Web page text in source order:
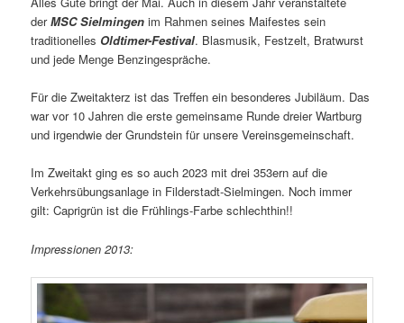
derMSC Sielmingen im Rahmen seines Maifestes sein
traditionelles Oldtimer-Festival. Blasmusik, Festzelt, Bratwurst
und jede Menge Benzingespräche.
Für die Zweitakterz ist das Treffen ein besonderes Jubiläum. Das
war vor 10 Jahren die erste gemeinsame Runde dreier Wartburg
und irgendwie der Grundstein für unsere Vereinsgemeinschaft.
Im Zweitakt ging es so auch 2023 mit drei 353ern auf die
Verkehrsübungsanlage in Filderstadt-Sielmingen. Noch immer
gilt: Caprigrün ist die Frühlings-Farbe schlechthin!!
Impressionen 2013: